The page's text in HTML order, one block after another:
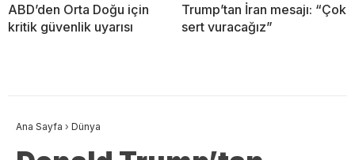
ABD’den Orta Doğu için
kritik güvenlik uyarısı
Trump’tan İran mesajı: “Çok
sert vuracağız”
Ana Sayfa › Dünya